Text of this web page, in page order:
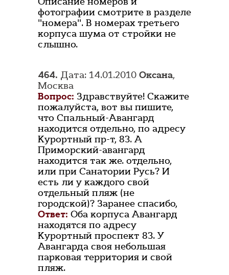
фотографии смотрите в разделе
"номера". В номерах третьего
корпуса шума от стройки не
слышно.
464. Дата: 14.01.2010 Оксана,
Москва
Вопрос: Здравствуйте! Скажите
пожалуйста, вот вы пишите,
что Спальный-Авангард
находится отдельно, по адресу
Курортный пр-т, 83. А
Приморский-авангард
находится так же. отдельно,
или при Санатории Русь? И
есть ли у каждого свой
отдельный пляж (не
городской)? Заранее спасибо,
Ответ: Оба корпуса Авангард
находятся по адресу
Курортный проспект 83. У
Авангарда своя небольшая
парковая территория и свой
пляж.